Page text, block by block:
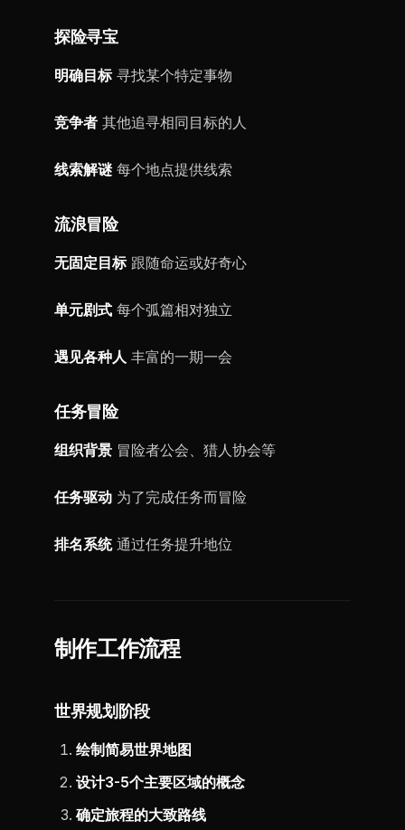
探险寻宝
明确目标寻找某个特定事物
竞争者 其他追寻相同目标的人
线索解谜每个地点提供线索
流浪冒险
无固定目标跟随命运或好奇心
单元剧式 每个弧篇相对独立
遇见各种人 丰富的一期一会
任务冒险
组织背景 冒险者公会、猎人协会等
任务驱动 为了完成任务而冒险
排名系统通过任务提升地位
制作工作流程
世界规划阶段
绘制简易世界地图
设计3-5个主要区域的概念
确定旅程的大致路线